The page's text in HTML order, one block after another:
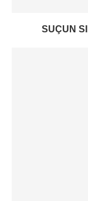
SUÇUN